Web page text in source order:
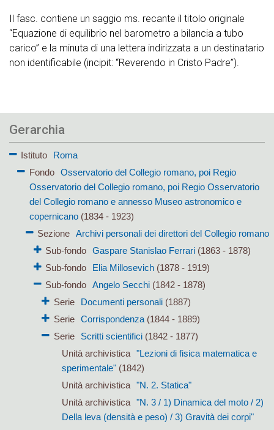
Il fasc. contiene un saggio ms. recante il titolo originale
“Equazione di equilibrio nel barometro a bilancia a tubo
carico” e la minuta di una lettera indirizzata a un destinatario
non identificabile (incipit: “Reverendo in Cristo Padre”).
Gerarchia
Istituto
Roma
Fondo
Osservatorio del Collegio romano, poi Regio
Osservatorio del Collegio romano, poi Regio Osservatorio
del Collegio romano e annesso Museo astronomico e
copernicano(1834 - 1923)
Sezione Archivi personali dei direttori del Collegio romano
Sub-fondo
Gaspare Stanislao Ferrari (1863 - 1878)
Sub-fondo
Elia Millosevich (1878 - 1919)
Sub-fondo
Angelo Secchi (1842 - 1878)
Serie
Documenti personali(1887)
Serie
Corrispondenza(1844 - 1889)
Serie
Scritti scientifici(1842 - 1877)
Unità archivistica "Lezioni di fisica matematica e
sperimentale"(1842)
Unità archivistica "N. 2. Statica"
Unità archivistica "N. 3 / 1) Dinamica del moto / 2)
Della leva (densità e peso) / 3) Gravità dei corpi"